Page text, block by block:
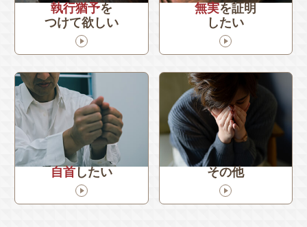
執行猶予を
つけて欲しい
無実を証明
したい
自首したい その他